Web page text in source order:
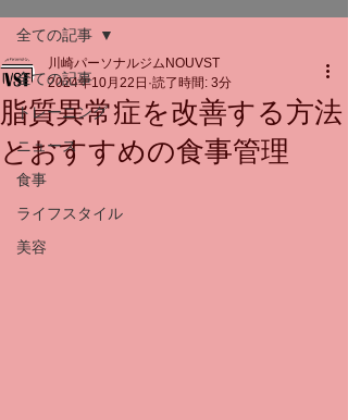
トレーニングの流れ 施設
スタッフ よくある質問 料金
お問い合わせ
全ての記事
トレーニング
ニュース
食事
ライフスタイル
美容
全ての記事
脂質異常症を改善する方法
とおすすめの食事管理
川崎パーソナルジムNOUVST
2024年10月22日 読了時間: 3分